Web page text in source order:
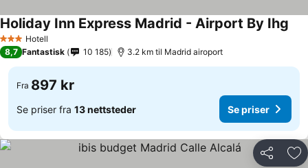
3 StjernerHotell
Holiday Inn Express Madrid - Airport By Ihg
8,7 Fantastisk 10 185 3.2 km til Madrid airoport
Fra 897 kr
Se priser fra 13 nettsteder Se priser
Del